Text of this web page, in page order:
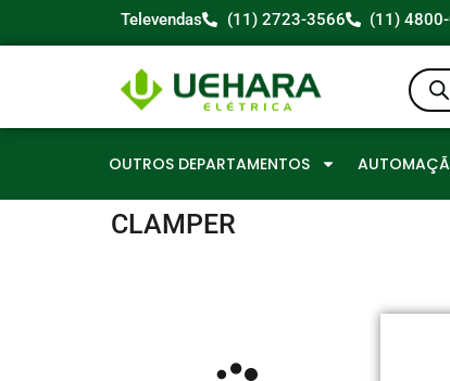
Televendas (11) 2723-3566 (11)
OUTROS DEPARTAMENTOS
CLAMPER